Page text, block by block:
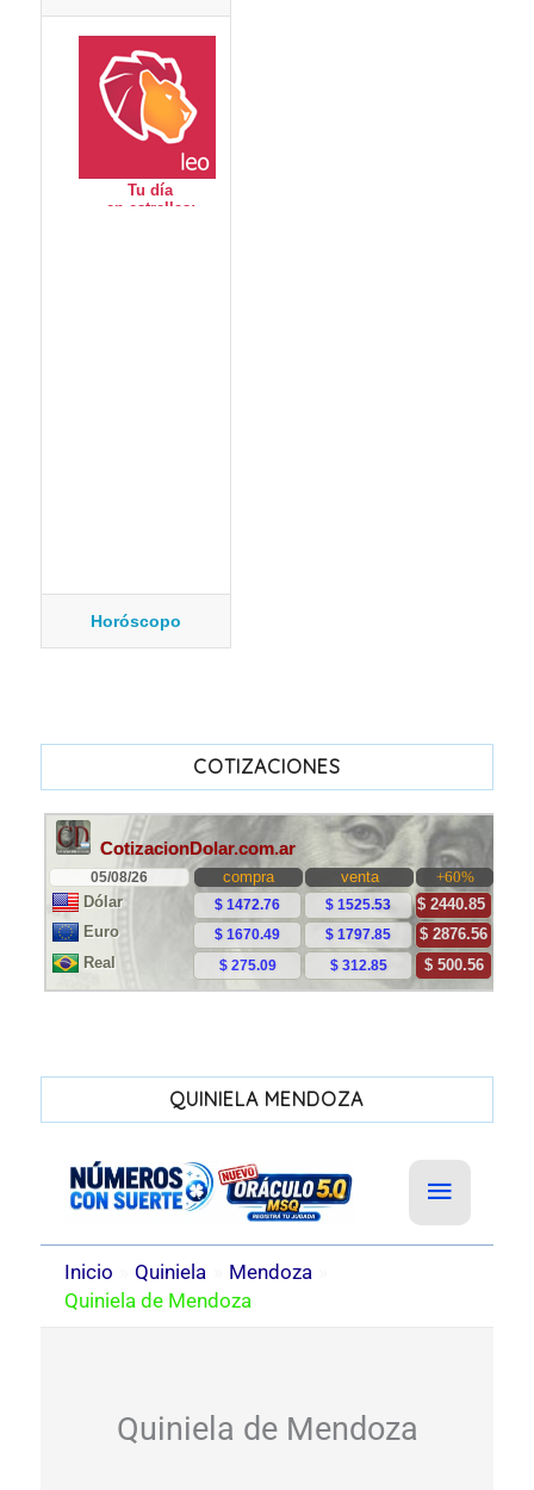
Horóscopo
COTIZACIONES
QUINIELA MENDOZA